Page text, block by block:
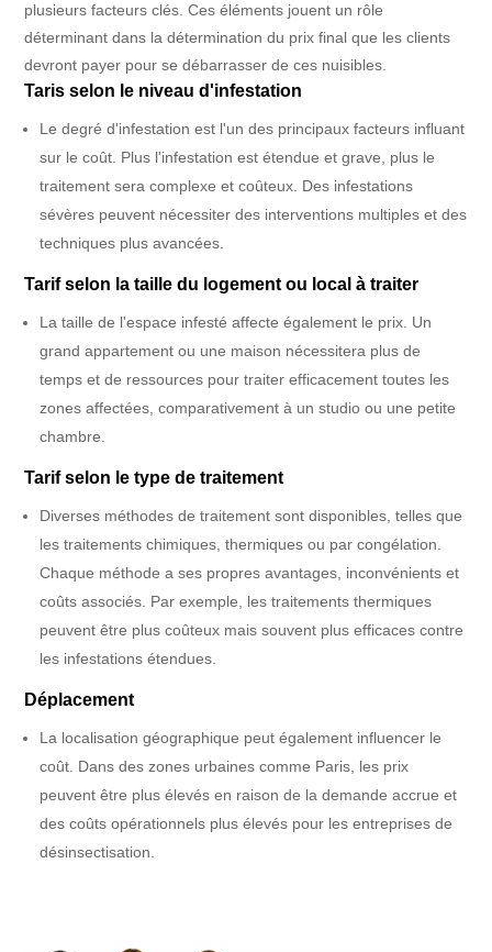
plusieurs facteurs clés. Ces éléments jouent un rôle
déterminant dans la détermination du prix final que les clients
devront payer pour se débarrasser de ces nuisibles.
Taris selon le niveau d'infestation
Le degré d'infestation est l'un des principaux facteurs influant
sur le coût. Plus l'infestation est étendue et grave, plus le
traitement sera complexe et coûteux. Des infestations
sévères peuvent nécessiter des interventions multiples et des
techniques plus avancées.
Tarif selon la taille du logement ou local à traiter
La taille de l'espace infesté affecte également le prix. Un
grand appartement ou une maison nécessitera plus de
temps et de ressources pour traiter efficacement toutes les
zones affectées, comparativement à un studio ou une petite
chambre.
Tarif selon le type de traitement
Diverses méthodes de traitement sont disponibles, telles que
les traitements chimiques, thermiques ou par congélation.
Chaque méthode a ses propres avantages, inconvénients et
coûts associés. Par exemple, les traitements thermiques
peuvent être plus coûteux mais souvent plus efficaces contre
les infestations étendues.
Déplacement
La localisation géographique peut également influencer le
coût. Dans des zones urbaines comme Paris, les prix
peuvent être plus élevés en raison de la demande accrue et
des coûts opérationnels plus élevés pour les entreprises de
désinsectisation.